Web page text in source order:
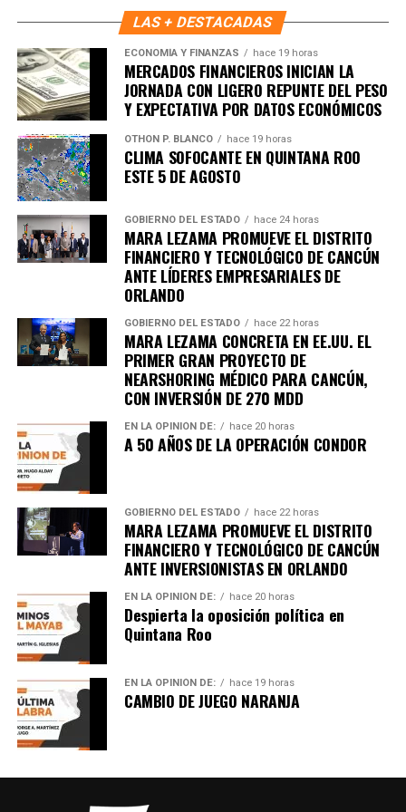
LAS + DESTACADAS
ECONOMÍA Y FINANZAS hace 19 horas
MERCADOS FINANCIEROS INICIAN LA
JORNADA CON LIGERO REPUNTE DEL PESO
Y EXPECTATIVA POR DATOS ECONÓMICOS
OTHON P. BLANCO hace 19 horas
CLIMA SOFOCANTE EN QUINTANA ROO
ESTE 5 DE AGOSTO
GOBIERNO DEL ESTADO hace 24 horas
MARA LEZAMA PROMUEVE EL DISTRITO
FINANCIERO Y TECNOLÓGICO DE CANCÚN
ANTE LÍDERES EMPRESARIALES DE
ORLANDO
GOBIERNO DEL ESTADO hace 22 horas
MARA LEZAMA CONCRETA EN EE.UU. EL
PRIMER GRAN PROYECTO DE
NEARSHORING MÉDICO PARA CANCÚN,
CON INVERSIÓN DE 270 MDD
EN LA OPINIÓN DE: hace 20 horas
A 50 AÑOS DE LA OPERACIÓN CONDOR
GOBIERNO DEL ESTADO hace 22 horas
MARA LEZAMA PROMUEVE EL DISTRITO
FINANCIERO Y TECNOLÓGICO DE CANCÚN
ANTE INVERSIONISTAS EN ORLANDO
EN LA OPINIÓN DE: hace 20 horas
Despierta la oposición política en
Quintana Roo
EN LA OPINIÓN DE: hace 19 horas
CAMBIO DE JUEGO NARANJA